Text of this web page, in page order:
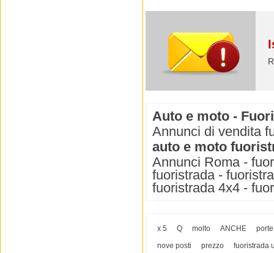
Auto e moto -
Annunci di vendita
auto e moto
Annunci Roma -
fuoristrada -
fuoristrada 4x4 -
x 5 Q molto ANCHE
porte
nove posti
prezzo
fuoristrada